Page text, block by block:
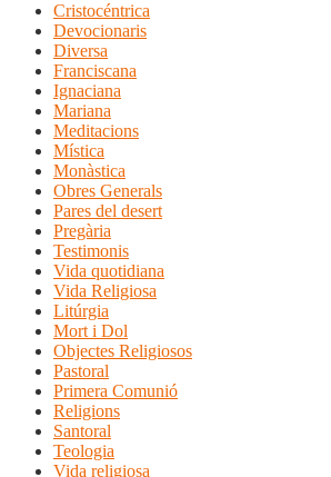
Cristocéntrica
Devocionaris
Diversa
Franciscana
Ignaciana
Mariana
Meditacions
Mística
Monàstica
Obres Generals
Pares del desert
Pregària
Testimonis
Vida quotidiana
Vida Religiosa
Litúrgia
Mort i Dol
Objectes Religiosos
Pastoral
Primera Comunió
Religions
Santoral
Teologia
Vida religiosa